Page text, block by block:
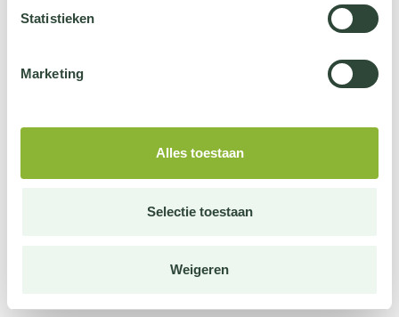
Statistieken
Marketing
Alles toestaan
Selectie toestaan
Weigeren